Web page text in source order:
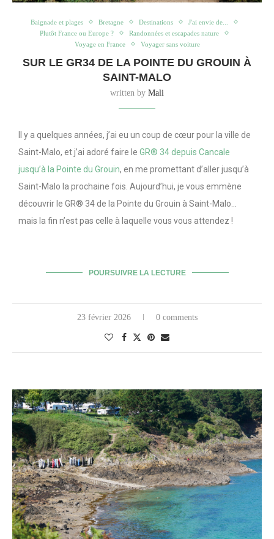
Baignade et plages Bretagne Destinations
J'ai envie de...
Plutôt France ou Europe ?
Randonnées et escapades nature
Voyage en France
Voyager sans voiture
SUR LE GR34 DE LA POINTE DU GROUIN À
SAINT-MALO
written by Mali
Il y a quelques années, j’ai eu un coup de cœur pour la ville de
Saint-Malo, et j’ai adoré faire le GR® 34 depuis Cancale
jusqu’à la Pointe du Grouin, en me promettant d’aller jusqu’à
Saint-Malo la prochaine fois. Aujourd’hui, je vous emmène
découvrir le GR® 34 de la Pointe du Grouin à Saint-Malo…
mais la fin n’est pas celle à laquelle vous vous attendez !
POURSUIVRE LA LECTURE
23 février 2026 0 comments